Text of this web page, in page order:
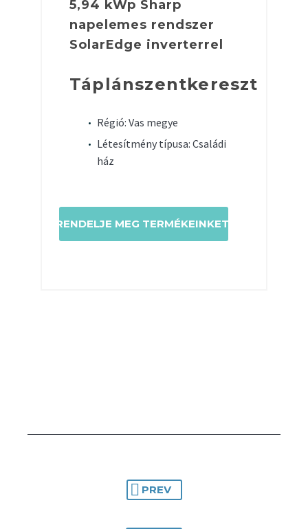
5,94 kWp Sharp
napelemes rendszer
SolarEdge inverterrel
Táplánszentkereszt
Régió: Vas megye
Létesítmény típusa: Családi
ház
RENDELJE MEG TERMÉKEINKET!
PREV